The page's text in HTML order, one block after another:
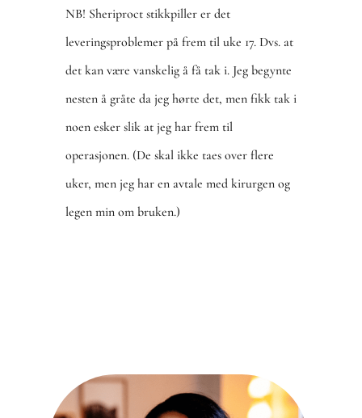
NB! Sheriproct stikkpiller er det
leveringsproblemer på frem til uke 17. Dvs. at
det kan være vanskelig å få tak i. Jeg begynte
nesten å gråte da jeg hørte det, men fikk tak i
noen esker slik at jeg har frem til
operasjonen. (De skal ikke taes over flere
uker, men jeg har en avtale med kirurgen og
legen min om bruken.)